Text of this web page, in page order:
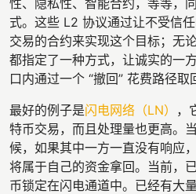
式。这些 L2 协议通过让不受信
交易的合约来实现这个目标；无
都指定了一种方式，让诚实的一
口内通过一个 “撤回” 花费路径取
最好的例子是闪电网络（LN） ，
特币交易，而且处理量也更高。
候，如果其中一方一直没有响应
将属于自己的资金拿回。当前，
币锁定在闪电通道中。已经有大